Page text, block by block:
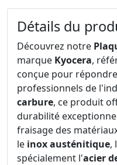
Détails du
Découvrez notre
marque Kyocera,
conçue pour
professionnels de
carbure, ce produit
durabilité
fraisage des
le inox austénitique,
spécialement l'acier